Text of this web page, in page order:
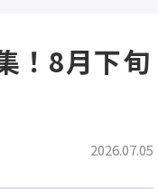
！8月下旬
2026.07.05